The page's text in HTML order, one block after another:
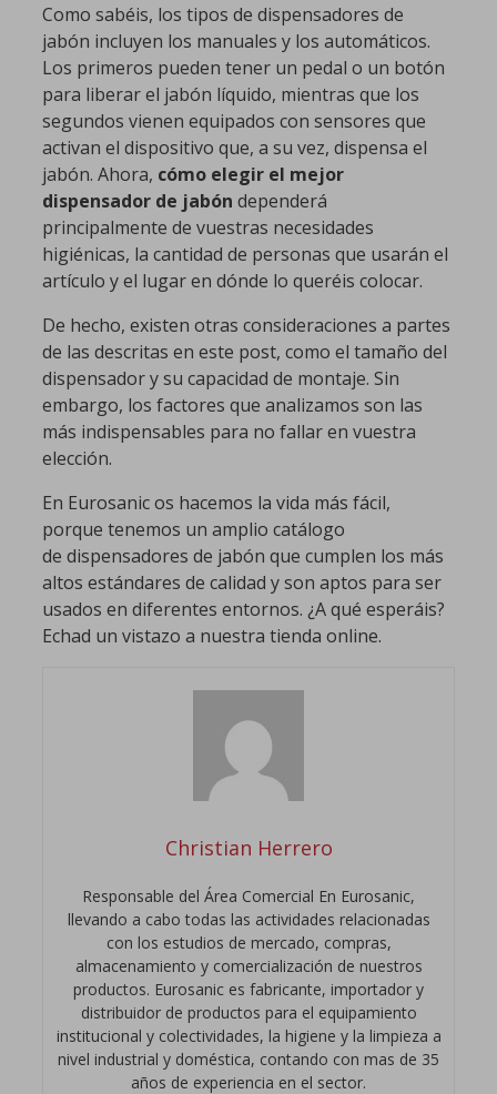
Como sabéis, los tipos de dispensadores de
jabón incluyen los manuales y los automáticos.
Los primeros pueden tener un pedal o un botón
para liberar el jabón líquido, mientras que los
segundos vienen equipados con sensores que
activan el dispositivo que, a su vez, dispensa el
jabón. Ahora, cómo elegir el mejor
dispensador de jabón dependerá
principalmente de vuestras necesidades
higiénicas, la cantidad de personas que usarán el
artículo y el lugar en dónde lo queréis colocar.
De hecho, existen otras consideraciones a partes
de las descritas en este post, como el tamaño del
dispensador y su capacidad de montaje. Sin
embargo, los factores que analizamos son las
más indispensables para no fallar en vuestra
elección.
En Eurosanic os hacemos la vida más fácil,
porque tenemos un amplio catálogo
de dispensadores de jabón que cumplen los más
altos estándares de calidad y son aptos para ser
usados en diferentes entornos. ¿A qué esperáis?
Echad un vistazo a nuestra tienda online.
Christian Herrero
Responsable del Área Comercial En Eurosanic,
llevando a cabo todas las actividades relacionadas
con los estudios de mercado, compras,
almacenamiento y comercialización de nuestros
productos. Eurosanic es fabricante, importador y
distribuidor de productos para el equipamiento
institucional y colectividades, la higiene y la limpieza a
nivel industrial y doméstica, contando con mas de 35
años de experiencia en el sector.